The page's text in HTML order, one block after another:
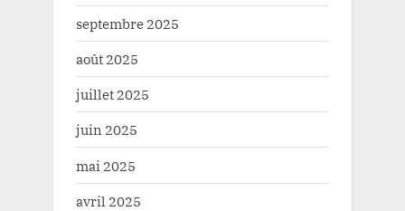
septembre 2025
août 2025
juillet 2025
juin 2025
mai 2025
avril 2025